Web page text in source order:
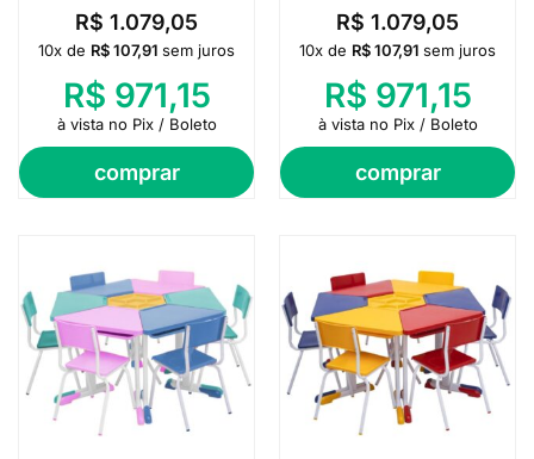
R$ 1.079,05
comprar
10x de R$107,91 sem juros
R$ 971,15
à vista no Pix / Boleto
R$ 1.079,05
comprar
10x de R$107,91 sem juros
R$ 971,15
à vista no Pix / Boleto